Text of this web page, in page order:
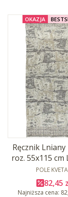
OKAZJA
Ręcznik Lniany
roz. 55x115 cm
Baw
POLE
Cena
82,45
Najniższa cena: